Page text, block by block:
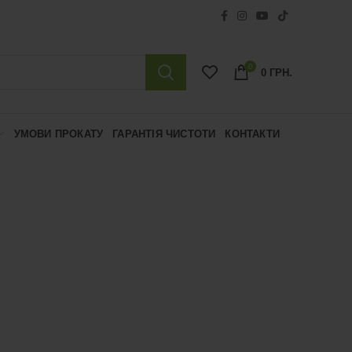
0 0 ГРН.
УМОВИ ПРОКАТУ ГАРАНТІЯ ЧИСТОТИ КОНТАКТИ